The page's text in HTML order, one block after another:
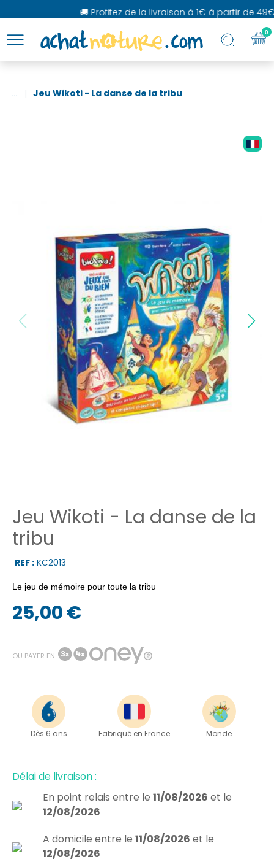
🚚 Profitez de la livraison à 1€ à partir de 49€
... Jeu Wikoti - La danse de la tribu
Jeu Wikoti - La danse de la
tribu
REF : KC2013
Le jeu de mémoire pour toute la tribu
25,00 €
OU PAYER EN
Dès 6 ans Fabriqué en France Monde
Délai de livraison :
En point relais entre le 11/08/2026 et le
12/08/2026
A domicile entre le 11/08/2026 et le
12/08/2026
0